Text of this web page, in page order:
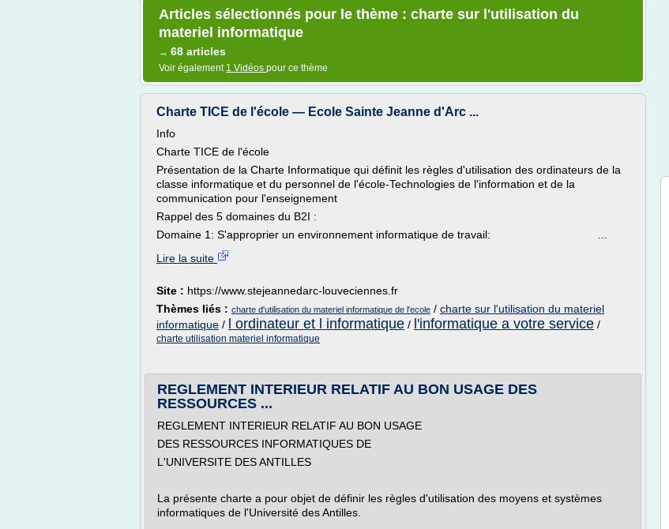
Articles sélectionnés pour le thème : charte sur l'utilisation du
materiel informatique
→ 68 articles
Voir également 1 Vidéos pour ce thème
Charte TICE de l'école — Ecole Sainte Jeanne d'Arc ...
Info
Charte TICE de l'école
Présentation de la Charte Informatique qui définit les règles d'utilisation des ordinateurs de la
classe informatique et du personnel de l'école-Technologies de l'information et de la
communication pour l'enseignement
Rappel des 5 domaines du B2I :
Domaine 1: S'approprier un environnement informatique de travail: ...
Lire la suite
Site : https://www.stejeannedarc-louveciennes.fr
Thèmes liés : charte d'utilisation du materiel informatique de l'ecole / charte sur l'utilisation du materiel
informatique / l ordinateur et l informatique / l'informatique a votre service /
charte utilisation materiel informatique
REGLEMENT INTERIEUR RELATIF AU BON USAGE DES
RESSOURCES ...
REGLEMENT INTERIEUR RELATIF AU BON USAGE
DES RESSOURCES INFORMATIQUES DE
L'UNIVERSITE DES ANTILLES
La présente charte a pour objet de définir les règles d'utilisation des moyens et systèmes
informatiques de l'Université des Antilles.